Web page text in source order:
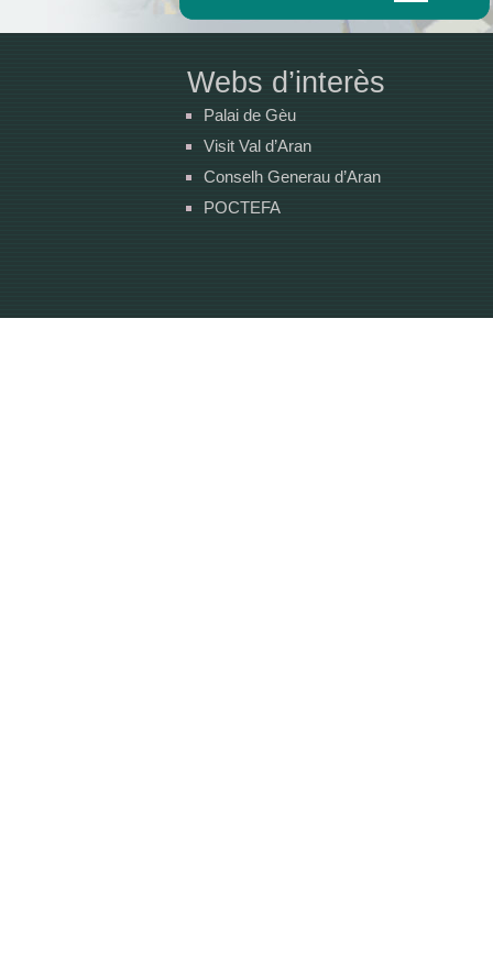
Webs d’interès
Palai de Gèu
Visit Val d’Aran
Conselh Generau d’Aran
POCTEFA